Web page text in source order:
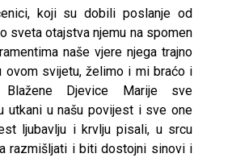
koji su dobili poslanje od
sveta otajstva njemu na spomen
naše vjere njega trajno
ovom svijetu, želimo i mi braćo i
Djevice Marije sve
utkani u našu povijest i sve one
ljubavlju i krvlju pisali, u srcu
razmišljati i biti dostojni sinovi i